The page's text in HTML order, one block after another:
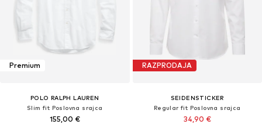
Premium
POLO RALPH LAUREN
Slim fit Poslovna srajca
155,00 €
RAZPRODAJA
SEIDENSTICKER
Regular fit Poslovna srajca
34,90 €